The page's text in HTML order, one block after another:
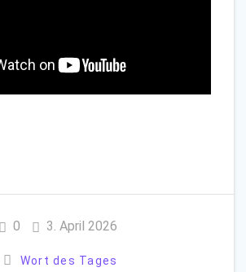
0 3. April 2026
Wort des Tages